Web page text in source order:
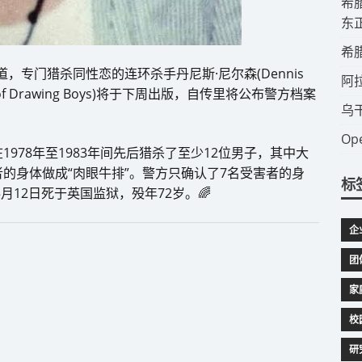
专门猎杀同性恋的连环杀手丹尼斯·尼尔森(Dennis
Boys)将于下周出版，自传里将公布警方档案
年至1983年间先后猎杀了至少12位男子，其中大
身体做成“肉眼牛排”。警方只确认了7名受害者的身
12日死于英国监狱，殁年72岁。🌈
东
希
阿
乌
标
企
团
家
校
研